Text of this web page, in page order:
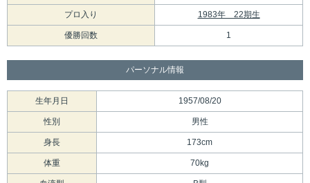
プロ入り 1983年 22期生
優勝回数 1
パーソナル情報
生年月日 1957/08/20
性別 男性
身長 173cm
体重 70kg